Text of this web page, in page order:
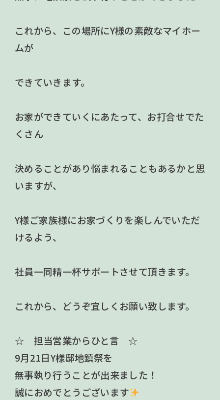
これから、この場所にY様の素敵なマイホー
ムが
できていきます。
お家ができていくにあたって、お打合せでた
くさん
決めることがあり悩まれることもあるかと思
いますが、
Y様ご家族様にお家づくりを楽しんでいただ
けるよう、
社員一同精一杯サポートさせて頂きます。
これから、どうぞ宜しくお願い致します。
☆ 担当営業からひと言 ☆
9月21日Y様邸地鎮祭を
無事執り行うことが出来ました！
誠におめでとうございます